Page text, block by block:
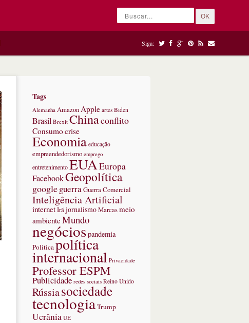
OK
Siga:
Tags
Alemanha Amazon Apple artes Biden
Brasil Brexit Chinaconflito
Consumocrise
Economia educação
empreendedorismo emprego
entretenimentoEUAEuropa
FacebookGeopolítica
googleguerraGuerra Comercial
Inteligência Artificial
internetIrãjornalismoMarcasmeio
ambienteMundo
negóciospandemia
Politicapolítica
internacional Privacidade
Professor ESPM
Publicidade redes sociais Reino Unido
Rússiasociedade
tecnologiaTrump
Ucrânia UE